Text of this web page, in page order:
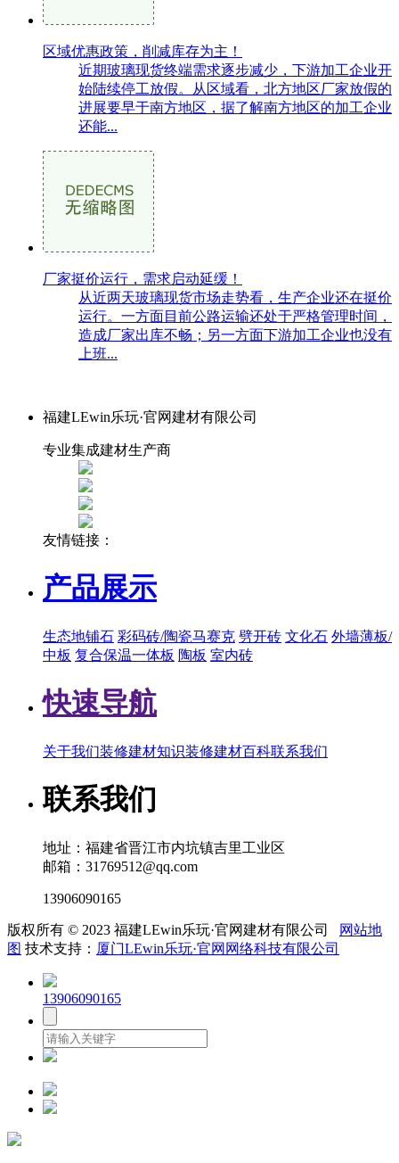
区域优惠政策，削减库存为主！
近期玻璃现货终端需求逐步减少，下游加工企业开
始陆续停工放假。从区域看，北方地区厂家放假的
进展要早于南方地区，据了解南方地区的加工企业
还能...
厂家挺价运行，需求启动延缓！
从近两天玻璃现货市场走势看，生产企业还在挺价
运行。一方面目前公路运输还处于严格管理时间，
造成厂家出库不畅；另一方面下游加工企业也没有
上班...
福建LEwin乐玩·官网建材有限公司
专业集成建材生产商
友情链接：
产品展示
生态地铺石 彩码砖/陶瓷马赛克 劈开砖 文化石 外墙薄板/
中板 复合保温一体板 陶板 室内砖
快速导航
关于我们装修建材知识装修建材百科联系我们
联系我们
地址：福建省晋江市内坑镇吉里工业区
邮箱：31769512@qq.com
13906090165
版权所有 © 2023 福建LEwin乐玩·官网建材有限公司
网站地
图 技术支持： 厦门LEwin乐玩·官网网络科技有限公司
13906090165